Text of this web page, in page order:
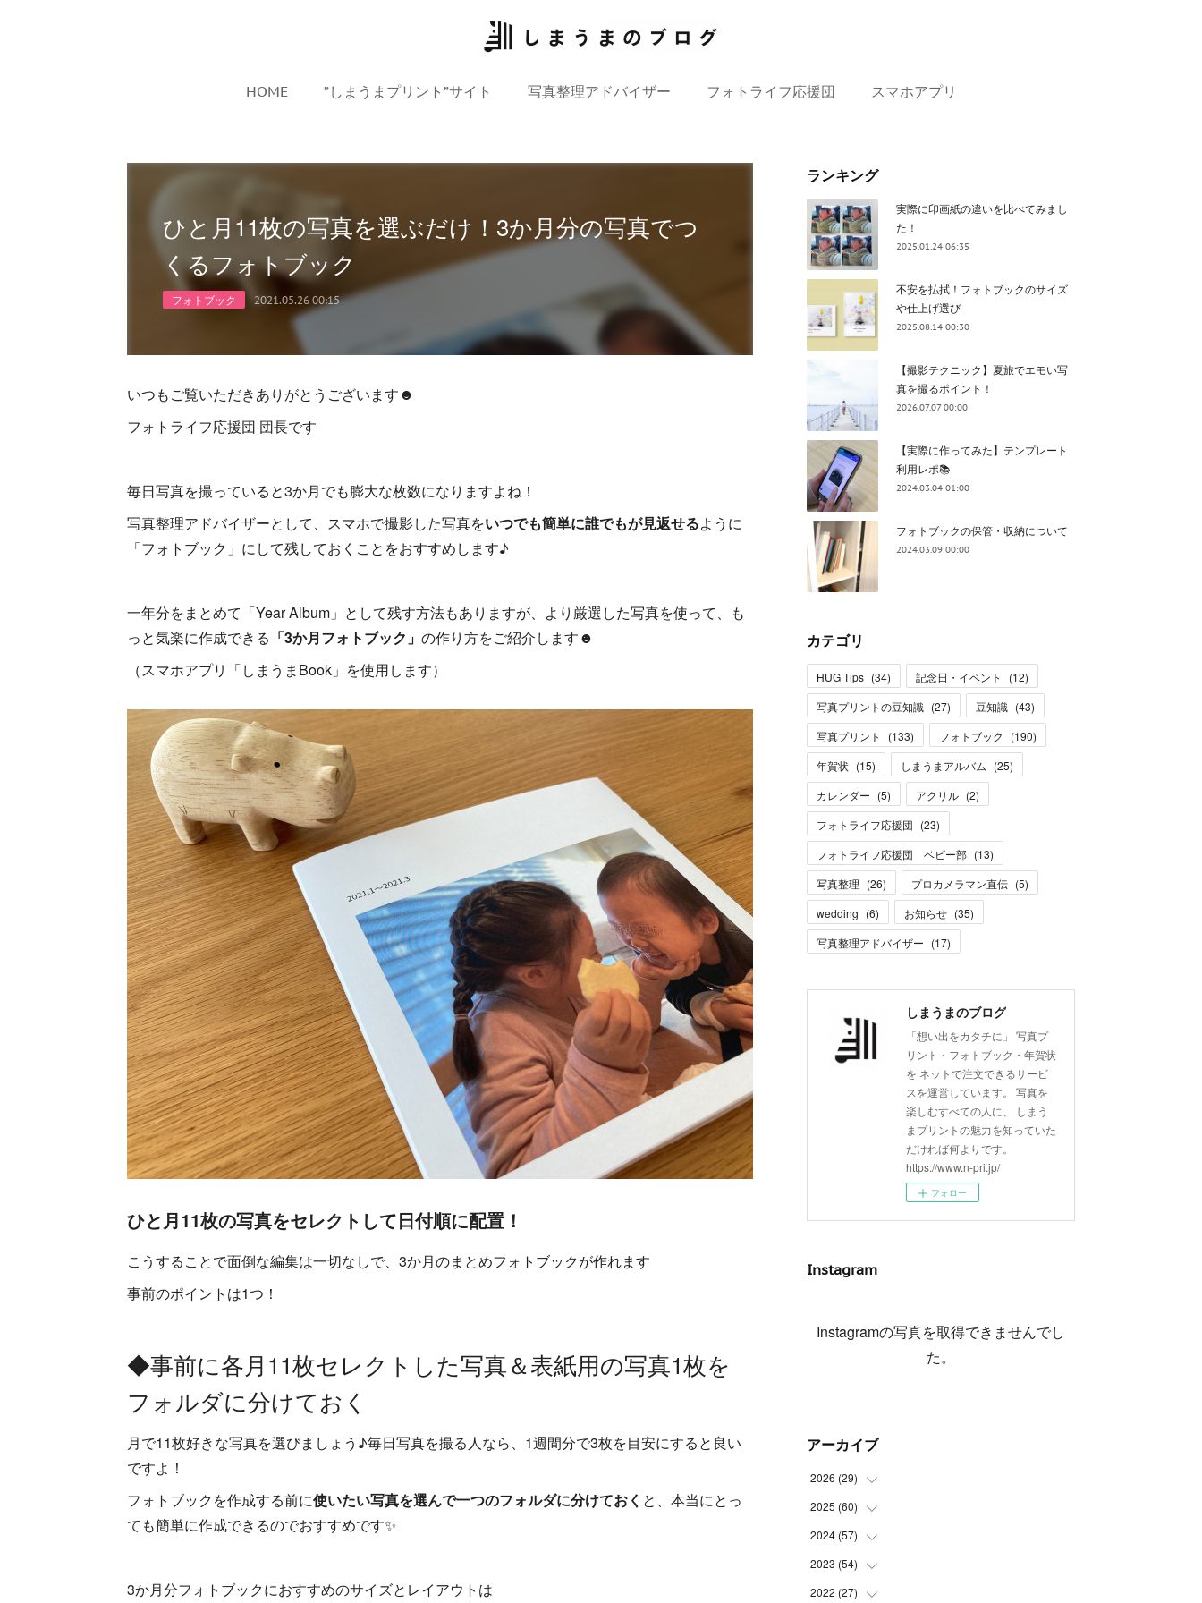
HOME ”しまうまプリント”サイト 写真整理アドバイザー フォトライフ応援団 スマホアプリ
ひと月11枚の写真を選ぶだけ！3か月分の写真でつ
くるフォトブック
フォトブック 2021.05.26 00:15
いつもご覧いただきありがとうございます☻
フォトライフ応援団 団長です
毎日写真を撮っていると3か月でも膨大な枚数になりますよね！
写真整理アドバイザーとして、スマホで撮影した写真をいつでも簡単に誰でもが見返せるように
「フォトブック」にして残しておくことをおすすめします♪
一年分をまとめて「Year Album」として残す方法もありますが、より厳選した写真を使って、も
っと気楽に作成できる 「3か月フォトブック」 の作り方をご紹介します☻
（スマホアプリ「しまうまBook」を使用します）
ひと月11枚の写真をセレクトして日付順に配置！
こうすることで面倒な編集は一切なしで、3か月のまとめフォトブックが作れます
事前のポイントは1つ！
◆事前に各月11枚セレクトした写真＆表紙用の写真1枚を
フォルダに分けておく
月で11枚好きな写真を選びましょう♪毎日写真を撮る人なら、1週間分で3枚を目安にすると良い
ですよ！
フォトブックを作成する前に使いたい写真を選んで一つのフォルダに分けておく と、本当にとっ
ても簡単に作成できるのでおすすめです✨
3か月分フォトブックにおすすめのサイズとレイアウトは
ランキング
実際に印画紙の違いを比べてみまし
た！
2025.01.24 06:35
不安を払拭！フォトブックのサイズ
や仕上げ選び
2025.08.14 00:30
【撮影テクニック】夏旅でエモい写
真を撮るポイント！
2026.07.07 00:00
【実際に作ってみた】テンプレート
利用レポ📚
2024.03.04 01:00
フォトブックの保管・収納について
2024.03.09 00:00
カテゴリ
HUG Tips (34) 記念日・イベント (12)
写真プリントの豆知識 (27) 豆知識 (43)
写真プリント
(133) フォトブック (190)
年賀状 (15) しまうまアルバム (25)
カレンダー (5) アクリル (2)
フォトライフ応援団 (23)
フォトライフ応援団 ベビー部 (13)
写真整理 (26) プロカメラマン直伝 (5)
wedding (6) お知らせ (35)
写真整理アドバイザー (17)
しまうまのブログ
「想い出をカタチに」 写真プ
リント・フォトブック・年賀状
を ネットで注文できるサービ
スを運営しています。 写真を
楽しむすべての人に、 しまう
まプリントの魅力を知っていた
だければ何よりです。
https://www.n-pri.jp/
フォロー
Instagram
Instagramの写真を取得できませんでし
た。
アーカイブ
2026 (29)
(5
(3
(7
(6
2025 (60)
(3
(3
(3
2024 (57)
(4
(5
2023 (54)
(6
2022 (27)